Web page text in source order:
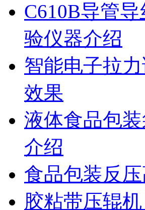
C610B导管
验仪器介绍
智能电子拉
效果
液体食品包
介绍
食品包装反
胶粘带压辊